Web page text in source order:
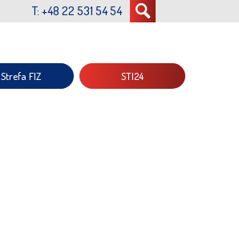
T: +48 22 531 54 54
Strefa FIZ STI24